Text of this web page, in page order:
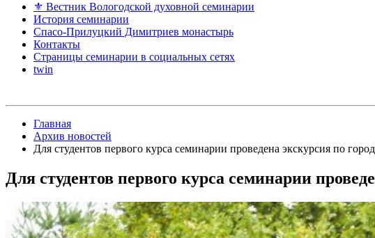
⚜ Вестник Вологодской духовной семинарии
История семинарии
Спасо-Прилуцкий Димитриев монастырь
Контакты
Страницы семинарии в социальных сетях
twin
Главная
Архив новостей
Для студентов первого курса семинарии проведена экскурсия по
Для студентов первого курса семинарии